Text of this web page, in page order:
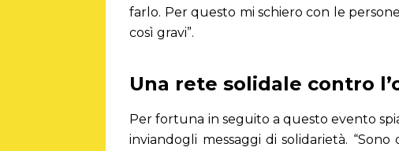
farlo. Per questo mi schiero con le
così gravi”.
Una rete solidale contro
Per fortuna in seguito a questo evento
inviandogli messaggi di solidarietà.